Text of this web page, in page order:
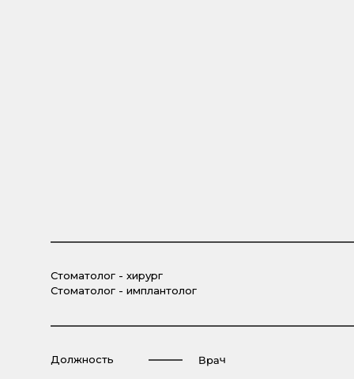
Стоматолог - хирург
Стоматолог - имплантолог
Должность Врач